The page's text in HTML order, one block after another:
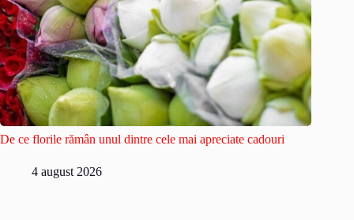
De ce florile rămân unul dintre cele mai apreciate cadouri
4 august 2026